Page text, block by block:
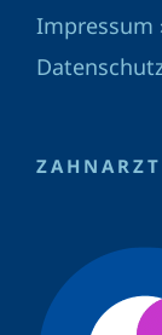
Impressum